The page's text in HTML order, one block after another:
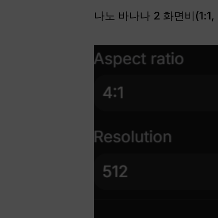
나노 바나나 2 화면비